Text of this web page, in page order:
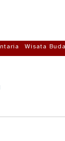
Wisata